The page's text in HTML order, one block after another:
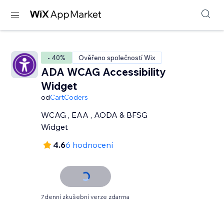
- 40% Ověřeno společností Wix
ADA WCAG Accessibility
Widget
odCartCoders
WCAG , EAA , AODA & BFSG
Widget
4.66 hodnocení
7denní zkušební verze zdarma